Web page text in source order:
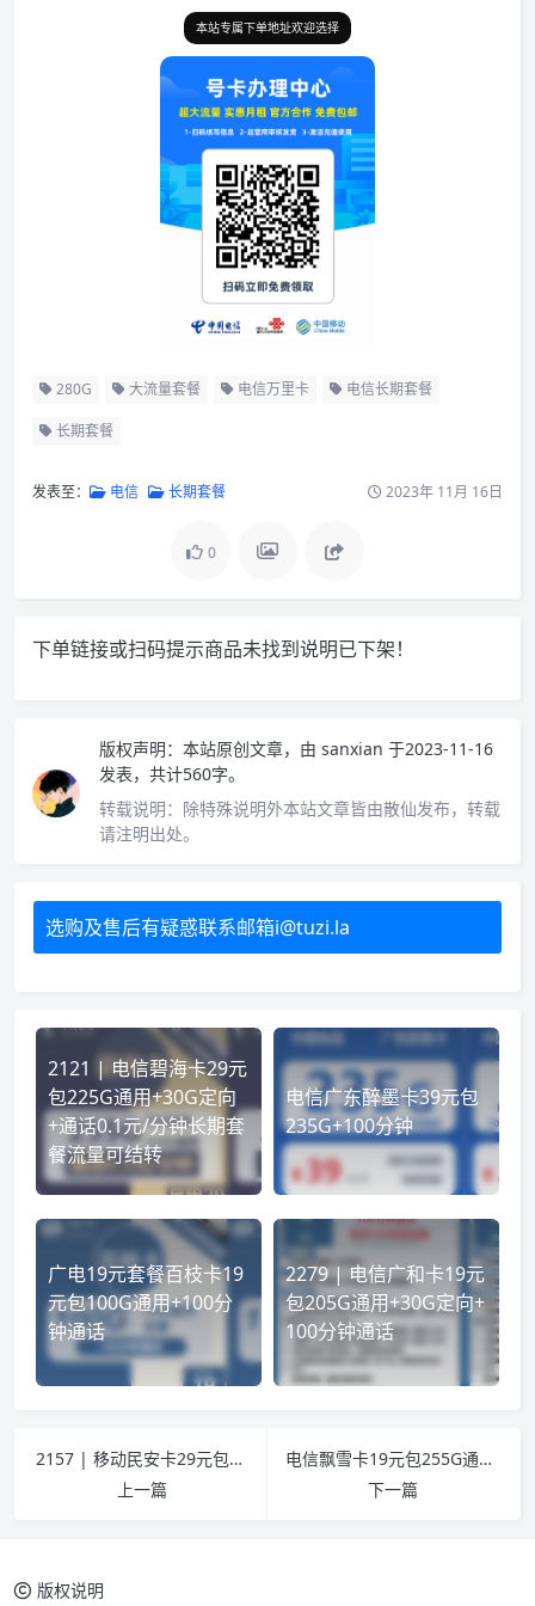
本站专属下单地址欢迎选择
280G 大流量套餐 电信万里卡 电信长期套餐
长期套餐
发表至： 电信 长期套餐 2023年 11月 16日
0
下单链接或扫码提示商品未找到说明已下架！
版权声明： 本站原创文章，由 sanxian 于2023-11-16
发表，共计560字。
转载说明： 除特殊说明外本站文章皆由散仙发布，转载
请注明出处。
选购及售后有疑惑联系邮箱i@tuzi.la
2121 | 电信碧海卡29元
包225G通用+30G定向
+通话0.1元/分钟长期套
餐流量可结转
电信广东醉墨卡39元包
235G+100分钟
广电19元套餐百枝卡19
元包100G通用+100分
钟通话
2279 | 电信广和卡19元
包205G通用+30G定向+
100分钟通话
2157 | 移动民安卡29元包105G通用+30G定向，可选号
上一篇
电信飘雪卡19元包255G通用+30G定向+通话0.1元/分钟
下一篇
版权说明